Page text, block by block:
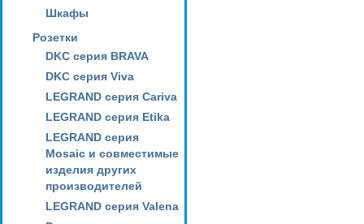
Шкафы
Розетки
DKC серия BRAVA
DKC серия Viva
LEGRAND серия Cariva
LEGRAND серия Etika
LEGRAND серия
Mosaic и совместимые
изделия других
производителей
LEGRAND серия Valena